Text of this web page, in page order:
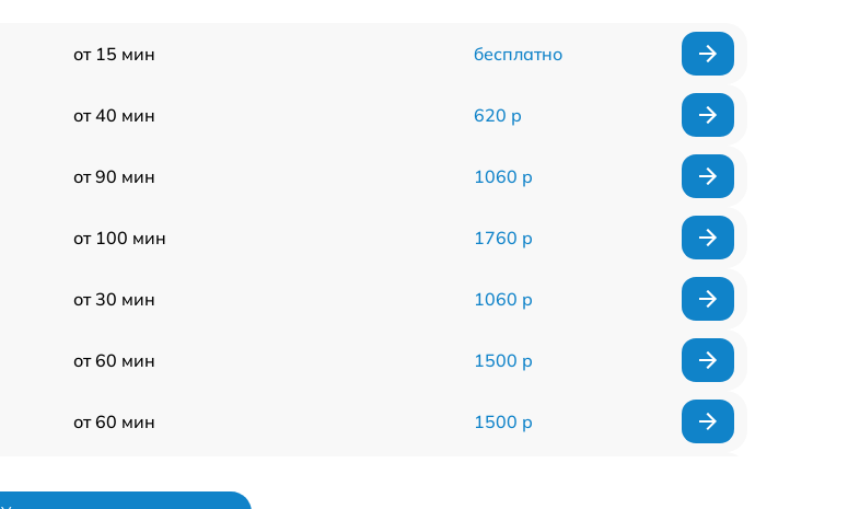
от 15 мин бесплатно
от 40 мин 620 р
от 90 мин 1060 р
от 100 мин 1760 р
от 30 мин 1060 р
от 60 мин 1500 р
от 60 мин 1500 р